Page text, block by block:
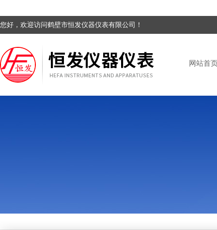
您好，欢迎访问鹤壁市恒发仪器仪表有限公司！
网站首